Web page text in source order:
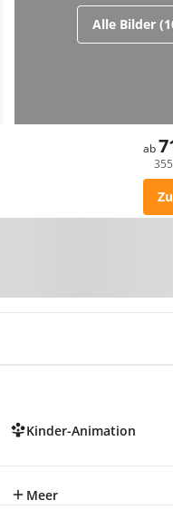
Alle Bilder
ab
Kinder-Animation
Meer